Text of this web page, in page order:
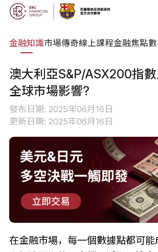
金融知識市場傳奇線上課程金融焦點
澳大利亞S&P/ASX200指
全球市場影響?
發布日期: 2025年06月16日
更新日期: 2025年06月16日
在金融市場，每一個數據點都可